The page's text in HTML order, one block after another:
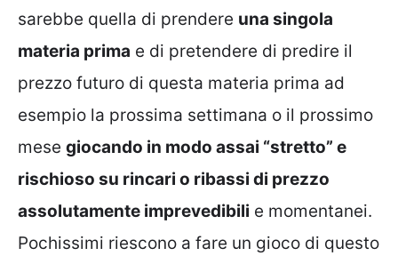
sarebbe quella di prendere una singola
materia prima e di pretendere di predire il
prezzo futuro di questa materia prima ad
esempio la prossima settimana o il prossimo
mese giocando in modo assai “stretto” e
rischioso su rincari o ribassi di prezzo
assolutamente imprevedibili e momentanei.
Pochissimi riescono a fare un gioco di questo